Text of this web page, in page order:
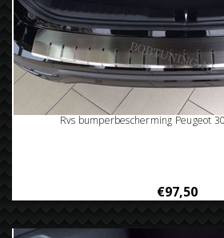
Rvs bumperbescherming Peugeot
€97,50